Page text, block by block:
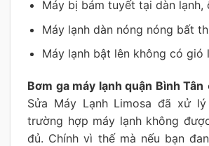
Máy bị bám tuyết tại dàn lạnh,
Máy lạnh dàn nóng nóng bất
Máy lạnh bật lên không có gió
Bơm ga máy lạnh quận Bình Tân
Sửa Máy Lạnh Limosa đã xử
trường hợp máy lạnh không
đủ. Chính vì thế mà nếu bạn